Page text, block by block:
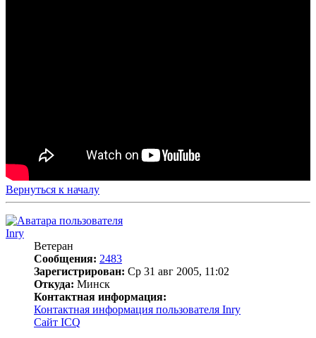
Вернуться к началу
Inry
Ветеран
Сообщения: 2483
Зарегистрирован: Ср 31 авг 2005, 11:02
Откуда: Минск
Контактная информация:
Контактная информация пользователя Inry
Сайт ICQ